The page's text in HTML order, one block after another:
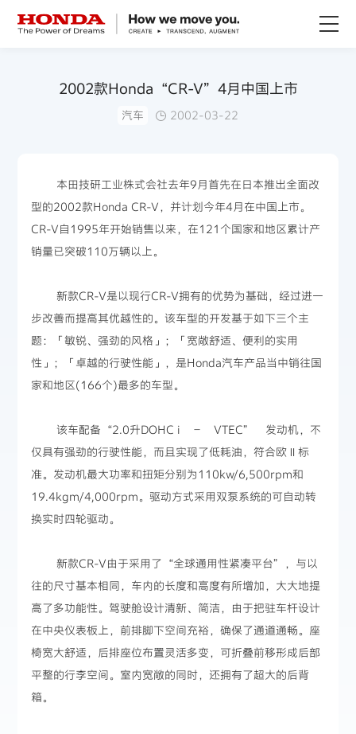
新闻资讯
2002款Honda“CR-V”4月中国上市
汽车 2002-03-22
本田技研工业株式会社去年9月首先在日本推出全面改
型的2002款Honda CR-V，并计划今年4月在中国上市。
CR-V自1995年开始销售以来，在121个国家和地区累计产
销量已突破110万辆以上。
新款CR-V是以现行CR-V拥有的优势为基础，经过进一
步改善而提高其优越性的。该车型的开发基于如下三个主
题：「敏锐、强劲的风格」；「宽敞舒适、便利的实用
性」；「卓越的行驶性能」，是Honda汽车产品当中销往国
家和地区(166个)最多的车型。
该车配备“2.0升DOHC i – VTEC” 发动机，不
仅具有强劲的行驶性能，而且实现了低耗油，符合欧Ⅱ标
准。发动机最大功率和扭矩分别为110kw/6,500rpm和
19.4kgm/4,000rpm。驱动方式采用双泵系统的可自动转
换实时四轮驱动。
新款CR-V由于采用了“全球通用性紧凑平台”，与以
往的尺寸基本相同，车内的长度和高度有所增加，大大地提
高了多功能性。驾驶舱设计清新、简洁，由于把驻车杆设计
在中央仪表板上，前排脚下空间充裕，确保了通道通畅。座
椅宽大舒适，后排座位布置灵活多变，可折叠前移形成后部
平整的行李空间。室内宽敞的同时，还拥有了超大的后背
箱。